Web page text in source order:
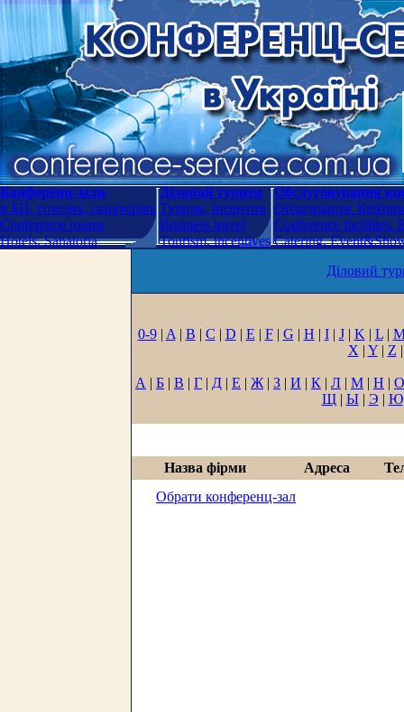
Конференц-зали
в БЦ, готелях, санаторіях
Conference rooms
Hotels. Sanatoria
Діловий туризм
Туризм, інсентив
Business travel
Tourism, incentives
Обслуговування
Обладнання.
Conference facilities.
Catering.
Діловий
0-9| A | B | C | D | E | F| G | H | I| J| K | L|
X | Y| Z |
А | Б | В | Г | Д | Е | Ж | З | И | К | Л | М | Н | О
Щ| Ы| Э | Ю
Назва фірми Адреса
Обрати конференц-зал